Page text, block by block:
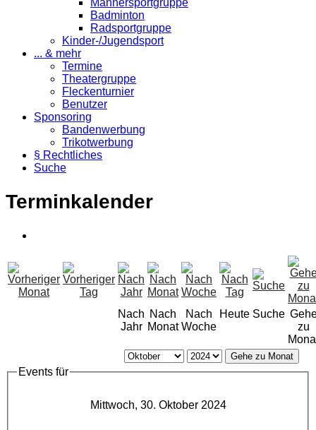
Männersportgruppe
Badminton
Radsportgruppe
Kinder-/Jugendsport
... & mehr
Termine
Theatergruppe
Fleckenturnier
Benutzer
Sponsoring
Bandenwerbung
Trikotwerbung
§ Rechtliches
Suche
Terminkalender
Nach
Jahr
Nach
Monat
Nach
Woche
Heute Suche
zu
Gehe zu Monat
Events für
Mittwoch, 30. Oktober 2024